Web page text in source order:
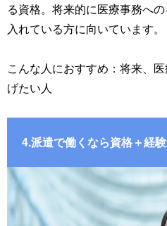
る資格。将来的に医療事務へ
入れている方に向いています。
こんな人におすすめ：将来、
げたい人
4.派遣で働くなら資格＋経